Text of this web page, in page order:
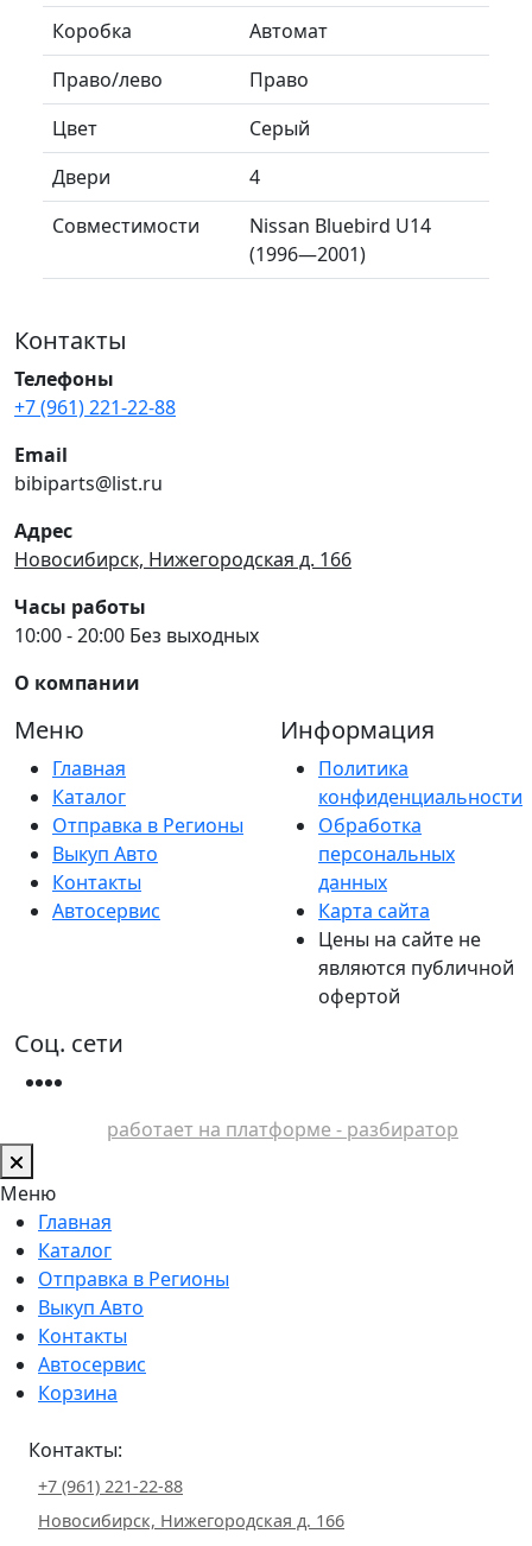
Коробка
Автомат
Право/лево
Право
Цвет
Серый
Двери
4
Совместимости
Nissan Bluebird U14
(1996—2001)
Контакты
Телефоны
+7 (961) 221-22-88
Email
bibiparts@list.ru
Адрес
Новосибирск, Нижегородская д. 166
Часы работы
10:00 - 20:00 Без выходных
О компании
Меню
Главная
Каталог
Отправка в Регионы
Выкуп Авто
Контакты
Автосервис
Информация
Политика
конфиденциальности
Обработка
персональных
данных
Карта сайта
Цены на сайте не
являются публичной
офертой
Соц. сети
работает на платформе - разбиратор
Меню
Главная
Каталог
Отправка в Регионы
Выкуп Авто
Контакты
Автосервис
Корзина
Контакты:
+7 (961) 221-22-88
Новосибирск, Нижегородская д. 166